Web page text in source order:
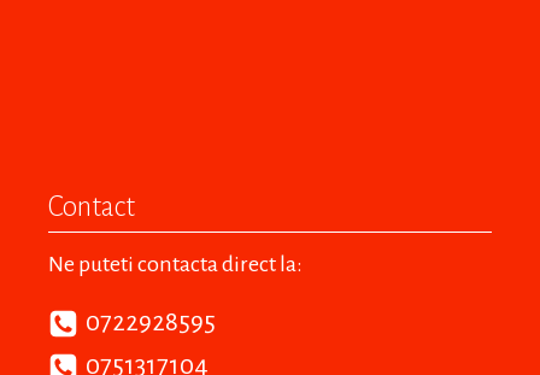
Contact
Ne puteti contacta direct la:
0722928595
0751317104